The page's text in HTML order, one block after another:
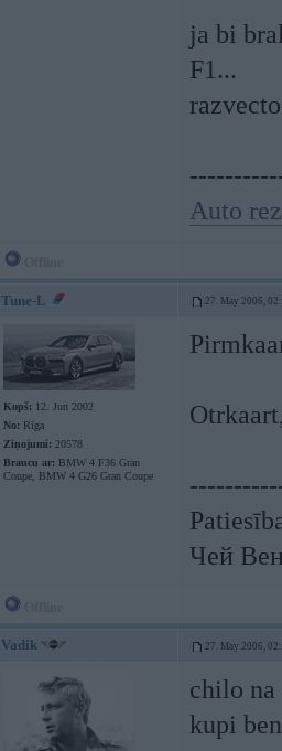
ja bi
F1...
Auto
Tune-L 27. May 2006,
Kopš: 12. Jun 2002
No: Rīga
Ziņojumi: 20578
Braucu ar: BMW 4 F36 Gran
Coupe, BMW 4 G26 Gran Coupe
Чей
Vadik 27. May 2006,
chilo
kupi